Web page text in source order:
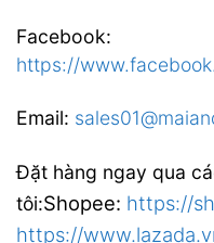
Facebook:
https://
Email:
Đặt hàng ngay qua
tôi:Shopee: https://
https://